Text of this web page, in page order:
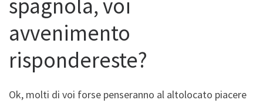
avvenimento
rispondereste?
Ok, molti di voi forse penseranno al altolocato piacere